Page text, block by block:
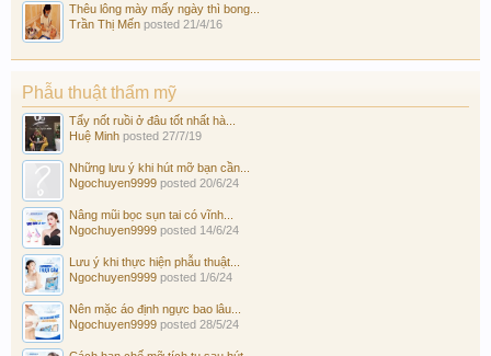
Thêu lông mày mấy ngày thì bong...
Trần Thị Mến posted 21/4/16
Phẫu thuật thẩm mỹ
Tẩy nốt ruồi ở đâu tốt nhất hà...
Huệ Minh posted 27/7/19
Những lưu ý khi hút mỡ bạn cần...
Ngochuyen9999 posted 20/6/24
Nâng mũi bọc sụn tai có vĩnh...
Ngochuyen9999 posted 14/6/24
Lưu ý khi thực hiện phẫu thuật...
Ngochuyen9999 posted 1/6/24
Nên mặc áo định ngực bao lâu...
Ngochuyen9999 posted 28/5/24